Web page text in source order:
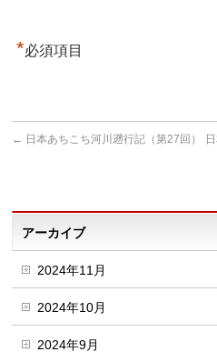
*必須項目
← 日本あちこち河川遡行記（第27回）
アーカイブ
2024年11月
2024年10月
2024年9月